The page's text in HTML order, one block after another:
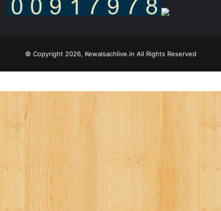
© Copyright 2026, Kewalsachlive.in All Rights Reserved